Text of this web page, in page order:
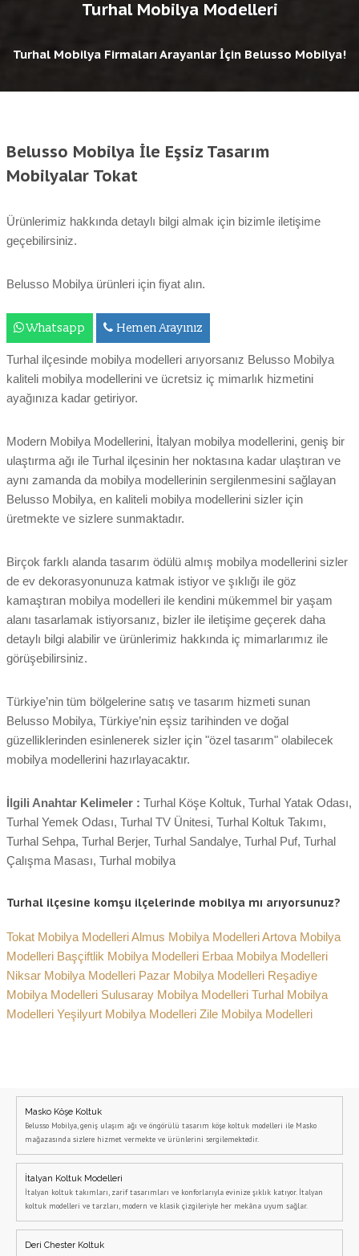
Turhal Mobilya Modelleri
Turhal Mobilya Firmaları Arayanlar İçin Belusso Mobilya!
Belusso Mobilya İle Eşsiz Tasarım
Mobilyalar Tokat
Ürünlerimiz hakkında detaylı bilgi almak için bizimle iletişime
geçebilirsiniz.
Belusso Mobilya ürünleri için fiyat alın.
Whatsapp Hemen Arayınız
Turhal ilçesinde mobilya modelleri arıyorsanız Belusso Mobilya
kaliteli mobilya modellerini ve ücretsiz iç mimarlık hizmetini
ayağınıza kadar getiriyor.
Modern Mobilya Modellerini, İtalyan mobilya modellerini, geniş bir
ulaştırma ağı ile Turhal ilçesinin her noktasına kadar ulaştıran ve
aynı zamanda da mobilya modellerinin sergilenmesini sağlayan
Belusso Mobilya, en kaliteli mobilya modellerini sizler için
üretmekte ve sizlere sunmaktadır.
Birçok farklı alanda tasarım ödülü almış mobilya modellerini sizler
de ev dekorasyonunuza katmak istiyor ve şıklığı ile göz
kamaştıran mobilya modelleri ile kendini mükemmel bir yaşam
alanı tasarlamak istiyorsanız, bizler ile iletişime geçerek daha
detaylı bilgi alabilir ve ürünlerimiz hakkında iç mimarlarımız ile
görüşebilirsiniz.
Türkiye’nin tüm bölgelerine satış ve tasarım hizmeti sunan
Belusso Mobilya, Türkiye’nin eşsiz tarihinden ve doğal
güzelliklerinden esinlenerek sizler için "özel tasarım" olabilecek
mobilya modellerini hazırlayacaktır.
İlgili Anahtar Kelimeler : Turhal Köşe Koltuk, Turhal Yatak Odası,
Turhal Yemek Odası, Turhal TV Ünitesi, Turhal Koltuk Takımı,
Turhal Sehpa, Turhal Berjer, Turhal Sandalye, Turhal Puf, Turhal
Çalışma Masası, Turhal mobilya
Turhal ilçesine komşu ilçelerinde mobilya mı arıyorsunuz?
Tokat Mobilya ModelleriAlmus Mobilya ModelleriArtova Mobilya
Modelleri Başçiftlik Mobilya Modelleri Erbaa Mobilya Modelleri
Niksar Mobilya Modelleri Pazar Mobilya Modelleri Reşadiye
Mobilya Modelleri Sulusaray Mobilya Modelleri Turhal Mobilya
Modelleri Yeşilyurt Mobilya Modelleri Zile Mobilya Modelleri
Masko Köşe Koltuk
Belusso Mobilya, geniş ulaşım ağı ve öngörülü tasarım köşe koltuk modelleri ile Masko
mağazasında sizlere hizmet vermekte ve ürünlerini sergilemektedir.
İtalyan Koltuk Modelleri
İtalyan koltuk takımları, zarif tasarımları ve konforlarıyla evinize şıklık katıyor. İtalyan
koltuk modelleri ve tarzları, modern ve klasik çizgileriyle her mekâna uyum sağlar.
Deri Chester Koltuk